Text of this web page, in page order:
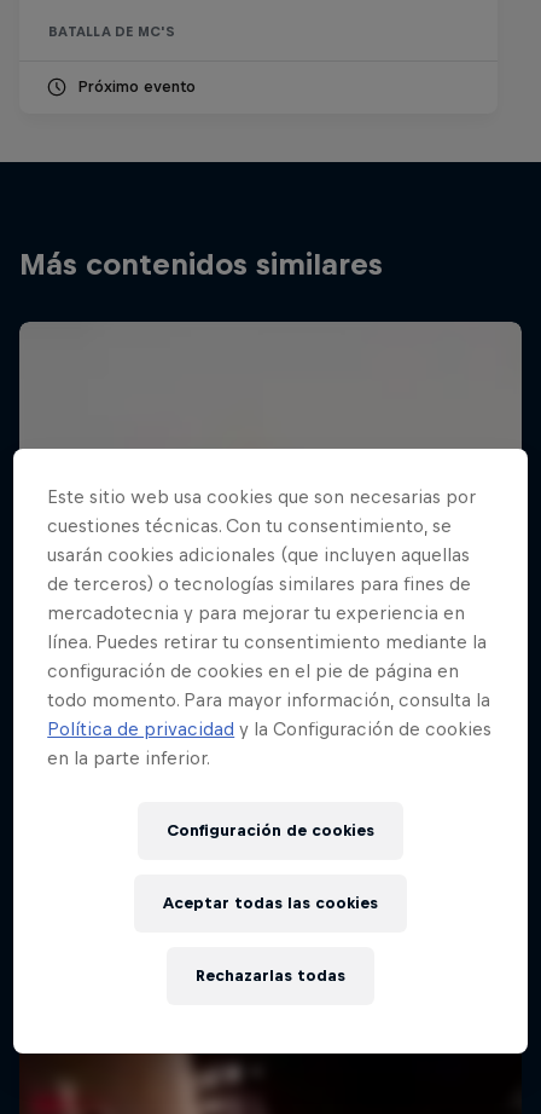
BATALLA DE MC'S
Próximo evento
Más contenidos similares
Este sitio web usa cookies que son necesarias por
cuestiones técnicas. Con tu consentimiento, se
usarán cookies adicionales (que incluyen aquellas
de terceros) o tecnologías similares para fines de
mercadotecnia y para mejorar tu experiencia en
línea. Puedes retirar tu consentimiento mediante la
configuración de cookies en el pie de página en
todo momento. Para mayor información, consulta la
Política de privacidad y la Configuración de cookies
en la parte inferior.
Configuración de cookies
Rechazarlas todas
Aceptar todas las cookies